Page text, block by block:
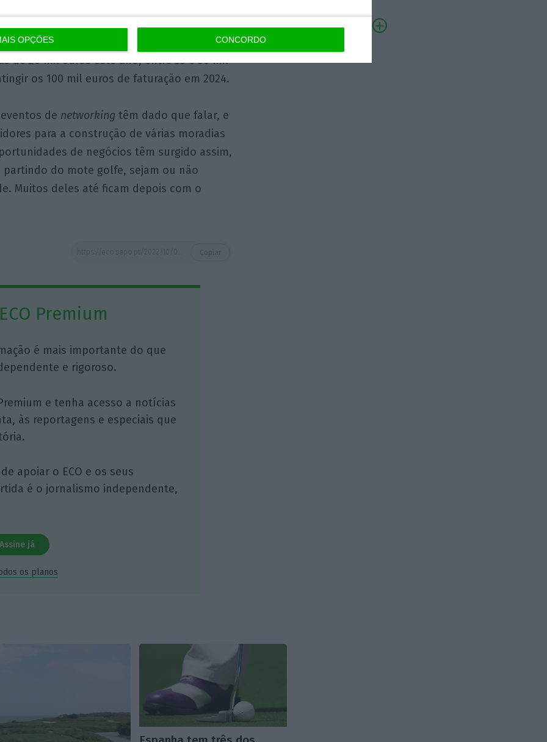
OPÇÕES CONCORDO
que criou propositadamente um polo
conta.
de 20 mil euros este ano, entre 35 e 50 mil
os 100 mil euros de faturação em 2024.
de networking têm dado que falar, e
para a construção de várias moradias
de negócios têm surgido assim,
do mote golfe, sejam ou não
Muitos deles até ficam depois com o
Premium
é mais importante do que
e rigoroso.
e tenha acesso a notícias
às reportagens e especiais que
apoiar o ECO e os seus
é o jornalismo independente,
Assine já
os planos